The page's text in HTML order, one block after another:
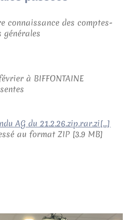
connaissance des comptes-
générales
à BIFFONTAINE
AG du 21.2.26.zip.rar.zi[...]
au format ZIP [3.9 MB]